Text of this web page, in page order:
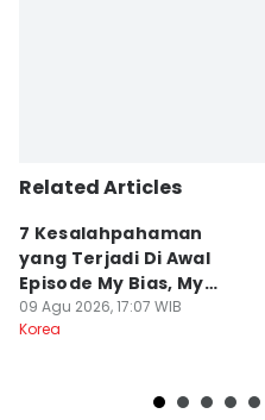
Related Articles
7 Kesalahpahaman
yang Terjadi Di Awal
Episode My Bias, My
Boss
09 Agu 2026, 17:07 WIB
Korea